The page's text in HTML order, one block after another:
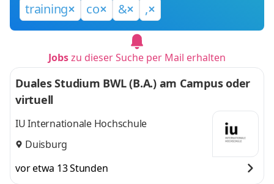
training
co & ,
Jobszu dieser Suche per Mail erhalten
Duales Studium BWL (B.A.) am Campus oder
virtuell
IU Internationale Hochschule
Duisburg
vor etwa 13 Stunden